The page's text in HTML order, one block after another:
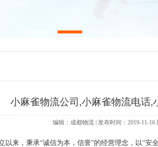
小麻雀物流公司,小麻雀物流电话,
编辑：成都物流 | 发布时间：2019-11-16
以来，秉承“诚信为本，信誉”的经营理念，以“